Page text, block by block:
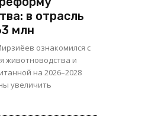
в отрасль
млн
ознакомился с
животноводства и
на 2026–2028
увеличить